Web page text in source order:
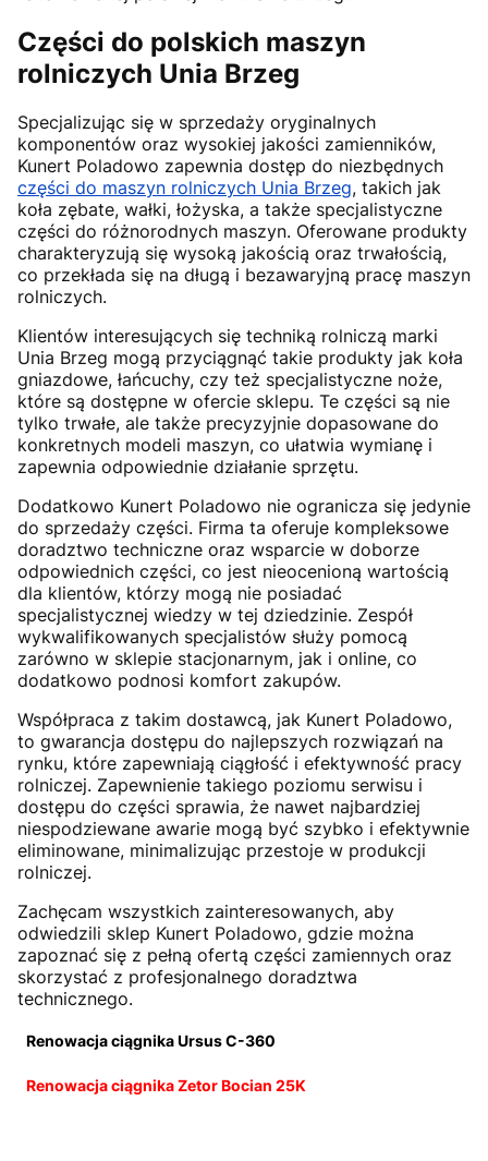
Części do polskich maszyn
rolniczych Unia Brzeg
Specjalizując się w sprzedaży oryginalnych
komponentów oraz wysokiej jakości zamienników,
Kunert Poladowo zapewnia dostęp do niezbędnych
części do maszyn rolniczych Unia Brzeg, takich jak
koła zębate, wałki, łożyska, a także specjalistyczne
części do różnorodnych maszyn. Oferowane produkty
charakteryzują się wysoką jakością oraz trwałością,
co przekłada się na długą i bezawaryjną pracę maszyn
rolniczych.
Klientów interesujących się techniką rolniczą marki
Unia Brzeg mogą przyciągnąć takie produkty jak koła
gniazdowe, łańcuchy, czy też specjalistyczne noże,
które są dostępne w ofercie sklepu. Te części są nie
tylko trwałe, ale także precyzyjnie dopasowane do
konkretnych modeli maszyn, co ułatwia wymianę i
zapewnia odpowiednie działanie sprzętu.
Dodatkowo Kunert Poladowo nie ogranicza się jedynie
do sprzedaży części. Firma ta oferuje kompleksowe
doradztwo techniczne oraz wsparcie w doborze
odpowiednich części, co jest nieocenioną wartością
dla klientów, którzy mogą nie posiadać
specjalistycznej wiedzy w tej dziedzinie. Zespół
wykwalifikowanych specjalistów służy pomocą
zarówno w sklepie stacjonarnym, jak i online, co
dodatkowo podnosi komfort zakupów.
Współpraca z takim dostawcą, jak Kunert Poladowo,
to gwarancja dostępu do najlepszych rozwiązań na
rynku, które zapewniają ciągłość i efektywność pracy
rolniczej. Zapewnienie takiego poziomu serwisu i
dostępu do części sprawia, że nawet najbardziej
niespodziewane awarie mogą być szybko i efektywnie
eliminowane, minimalizując przestoje w produkcji
rolniczej.
Zachęcam wszystkich zainteresowanych, aby
odwiedzili sklep Kunert Poladowo, gdzie można
zapoznać się z pełną ofertą części zamiennych oraz
skorzystać z profesjonalnego doradztwa
technicznego.
Renowacja ciągnika Ursus C-360
Renowacja ciągnika Zetor Bocian 25K